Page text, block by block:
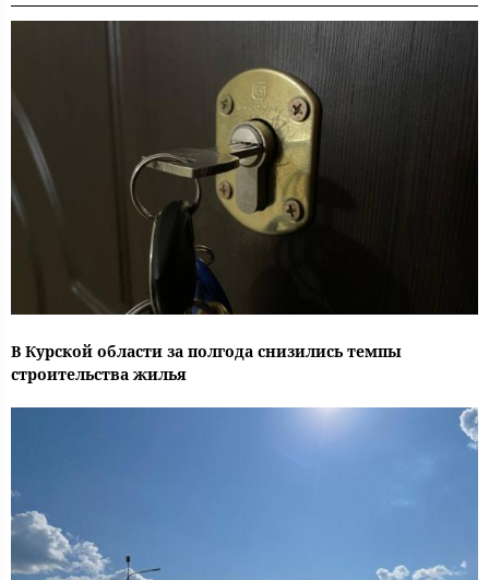
В Курской области за полгода снизились темпы
строительства жилья